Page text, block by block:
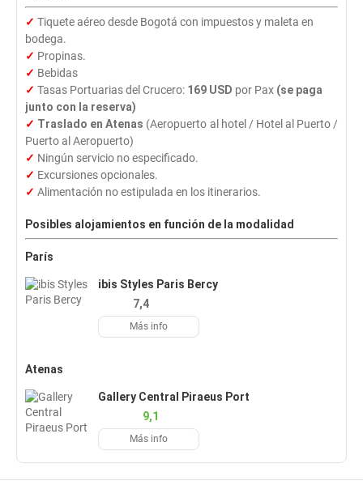
✓ Tiquete aéreo desde Bogotá con impuestos y maleta en
bodega.
✓ Propinas.
✓ Bebidas
✓ Tasas Portuarias del Crucero: 169 USD por Pax (se paga
junto con la reserva)
✓ Traslado en Atenas (Aeropuerto al hotel / Hotel al Puerto /
Puerto al Aeropuerto)
✓ Ningún servicio no especificado.
✓ Excursiones opcionales.
✓ Alimentación no estipulada en los itinerarios.
Posibles alojamientos en función de la modalidad
París
ibis Styles Paris Bercy
7,4
Más info
Atenas
Gallery Central Piraeus Port
9,1
Más info